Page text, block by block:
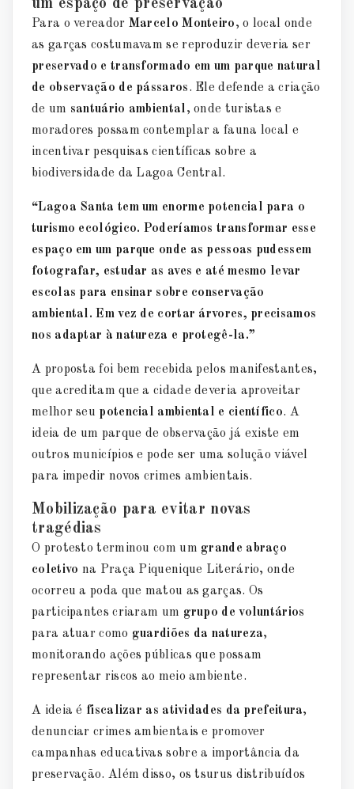
um espaço de preservação
Para o vereador Marcelo Monteiro, o local onde
as garças costumavam se reproduzir deveria ser
preservado e transformado em um parque natural
de observação de pássaros. Ele defende a criação
de um santuário ambiental, onde turistas e
moradores possam contemplar a fauna local e
incentivar pesquisas científicas sobre a
biodiversidade da Lagoa Central.
“Lagoa Santa tem um enorme potencial para o
turismo ecológico. Poderíamos transformar esse
espaço em um parque onde as pessoas pudessem
fotografar, estudar as aves e até mesmo levar
escolas para ensinar sobre conservação
ambiental. Em vez de cortar árvores, precisamos
nos adaptar à natureza e protegê-la.”
A proposta foi bem recebida pelos manifestantes,
que acreditam que a cidade deveria aproveitar
melhor seu potencial ambiental e científico. A
ideia de um parque de observação já existe em
outros municípios e pode ser uma solução viável
para impedir novos crimes ambientais.
Mobilização para evitar novas
tragédias
O protesto terminou com um grande abraço
coletivo na Praça Piquenique Literário, onde
ocorreu a poda que matou as garças. Os
participantes criaram um grupo de voluntários
para atuar como guardiões da natureza,
monitorando ações públicas que possam
representar riscos ao meio ambiente.
A ideia é fiscalizar as atividades da prefeitura,
denunciar crimes ambientais e promover
campanhas educativas sobre a importância da
preservação. Além disso, os tsurus distribuídos